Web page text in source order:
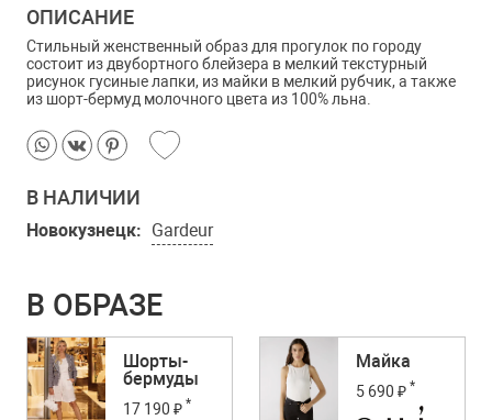
ОПИСАНИЕ
Стильный женственный образ для прогулок по городу
состоит из двубортного блейзера в мелкий текстурный
рисунок гусиные лапки, из майки в мелкий рубчик, а также
из шорт-бермуд молочного цвета из 100% льна.
В НАЛИЧИИ
Новокузнецк: Gardeur
В ОБРАЗЕ
Шорты-
бермуды
17 190 ₽ *
Майка
5 690 ₽ *